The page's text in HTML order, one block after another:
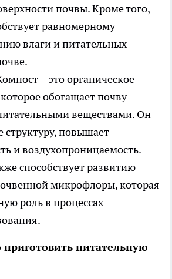
почвы. Кроме того,
равномерному
влаги и питательных
– это органическое
обогащает почву
веществами. Он
структуру, повышает
и воздухопроницаемость.
способствует развитию
микрофлоры, которая
роль в процессах
питательную